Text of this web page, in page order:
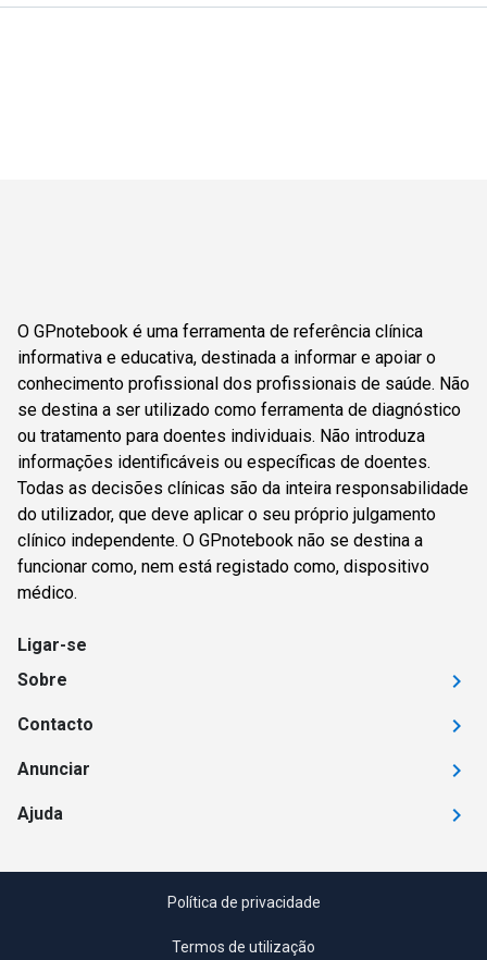
O GPnotebook é uma ferramenta de referência clínica
informativa e educativa, destinada a informar e apoiar o
conhecimento profissional dos profissionais de saúde. Não
se destina a ser utilizado como ferramenta de diagnóstico
ou tratamento para doentes individuais. Não introduza
informações identificáveis ou específicas de doentes.
Todas as decisões clínicas são da inteira responsabilidade
do utilizador, que deve aplicar o seu próprio julgamento
clínico independente. O GPnotebook não se destina a
funcionar como, nem está registado como, dispositivo
médico.
Ligar-se
Sobre
Contacto
Anunciar
Ajuda
Política de privacidade
Termos de utilização